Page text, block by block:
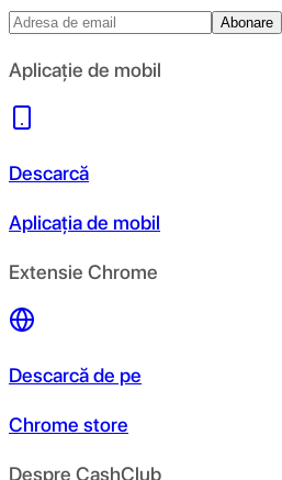
Abonare
Aplicație de mobil
Descarcă
Aplicația de mobil
Extensie Chrome
Descarcă de pe
Chrome store
Despre CashClub